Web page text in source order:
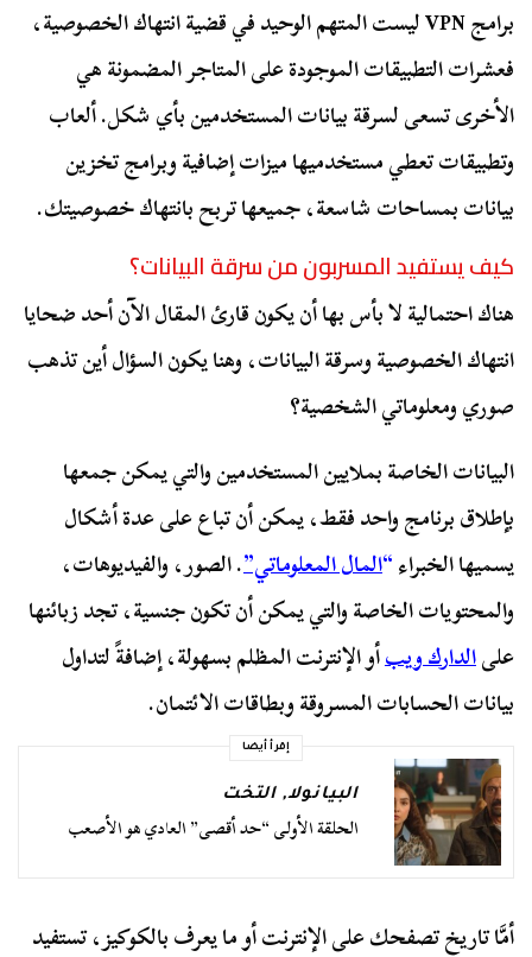
برامج VPN ليست المتهم الوحيد في قضية انتهاك الخصوصية،
فعشرات التطبيقات الموجودة على المتاجر المضمونة هي
الأخرى تسعى لسرقة بيانات المستخدمين بأي شكل. ألعاب
وتطبيقات تعطي مستخدميها ميزات إضافية وبرامج تخزين
بيانات بمساحات شاسعة، جميعها تربح بانتهاك خصوصيتك.
كيف يستفيد المسربون من سرقة البيانات؟
هناك احتمالية لا بأس بها أن يكون قارئ المقال الآن أحد ضحايا
انتهاك الخصوصية وسرقة البيانات، وهنا يكون السؤال أين تذهب
صوري ومعلوماتي الشخصية؟
البيانات الخاصة بملايين المستخدمين والتي يمكن جمعها
بإطلاق برنامج واحد فقط، يمكن أن تباع على عدة أشكال
يسميها الخبراء“المال المعلوماتي”. الصور، والفيديوهات،
والمحتويات الخاصة والتي يمكن أن تكون جنسية، تجد زبائنها
علىالدارك ويبأو الإنترنت المظلم بسهولة، إضافةً لتداول
بيانات الحسابات المسروقة وبطاقات الائتمان.
إقرأ أيضا
البيانولا,التخت
الحلقة الأولى “حد أقصى” العادي هو الأصعب
أمَّا تاريخ تصفحك على الإنترنت أو ما يعرف بالكوكيز، تستفيد